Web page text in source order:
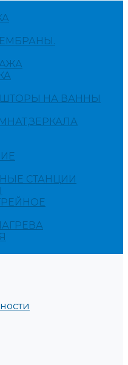
НА ВАННЫ
СТАНЦИИ